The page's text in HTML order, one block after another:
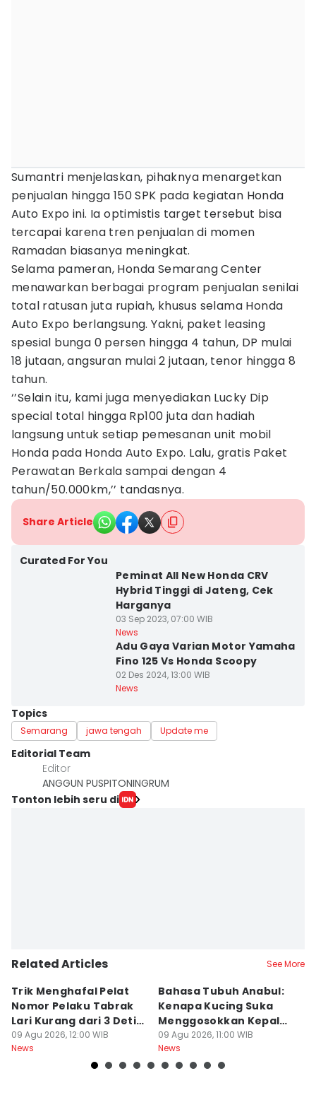
Sumantri menjelaskan, pihaknya menargetkan
penjualan hingga 150 SPK pada kegiatan Honda
Auto Expo ini. Ia optimistis target tersebut bisa
tercapai karena tren penjualan di momen
Ramadan biasanya meningkat.
Selama pameran, Honda Semarang Center
menawarkan berbagai program penjualan senilai
total ratusan juta rupiah, khusus selama Honda
Auto Expo berlangsung. Yakni, paket leasing
spesial bunga 0 persen hingga 4 tahun, DP mulai
18 jutaan, angsuran mulai 2 jutaan, tenor hingga 8
tahun.
‘’Selain itu, kami juga menyediakan Lucky Dip
special total hingga Rp100 juta dan hadiah
langsung untuk setiap pemesanan unit mobil
Honda pada Honda Auto Expo. Lalu, gratis Paket
Perawatan Berkala sampai dengan 4
tahun/50.000km,’’ tandasnya.
Share Article
Curated For You
Peminat All New Honda CRV
Hybrid Tinggi di Jateng, Cek
Harganya
03 Sep 2023, 07:00 WIB
News
Adu Gaya Varian Motor Yamaha
Fino 125 Vs Honda Scoopy
02 Des 2024, 13:00 WIB
News
Topics
Semarang jawa tengah Update me
Editorial Team
Editor
ANGGUN PUSPITONINGRUM
Tonton lebih seru di
Related Articles See More
Trik Menghafal Pelat
Nomor Pelaku Tabrak
Lari Kurang dari 3 Detik
di Tengah Kepanikan
09 Agu 2026, 12:00 WIB
News
Bahasa Tubuh Anabul:
Kenapa Kucing Suka
Menggosokkan Kepala
ke Kaki Kita?
09 Agu 2026, 11:00 WIB
News